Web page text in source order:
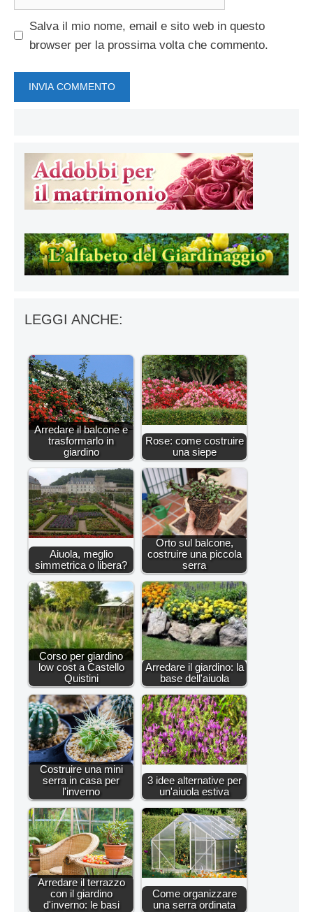
Salva il mio nome, email e sito web in questo
browser per la prossima volta che commento.
LEGGI ANCHE:
Arredare il balcone e
trasformarlo in
giardino
Rose: come costruire
una siepe
Aiuola, meglio
simmetrica o libera?
Orto sul balcone,
costruire una piccola
serra
Corso per giardino
low cost a Castello
Quistini
Arredare il giardino: la
base dell'aiuola
Costruire una mini
serra in casa per
l'inverno
3 idee alternative per
un'aiuola estiva
Arredare il terrazzo
con il giardino
d'inverno: le basi
Come organizzare
una serra ordinata